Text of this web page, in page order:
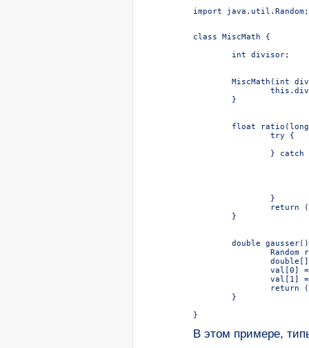
import java.util.Random;
class MiscMath {
В этом примере,